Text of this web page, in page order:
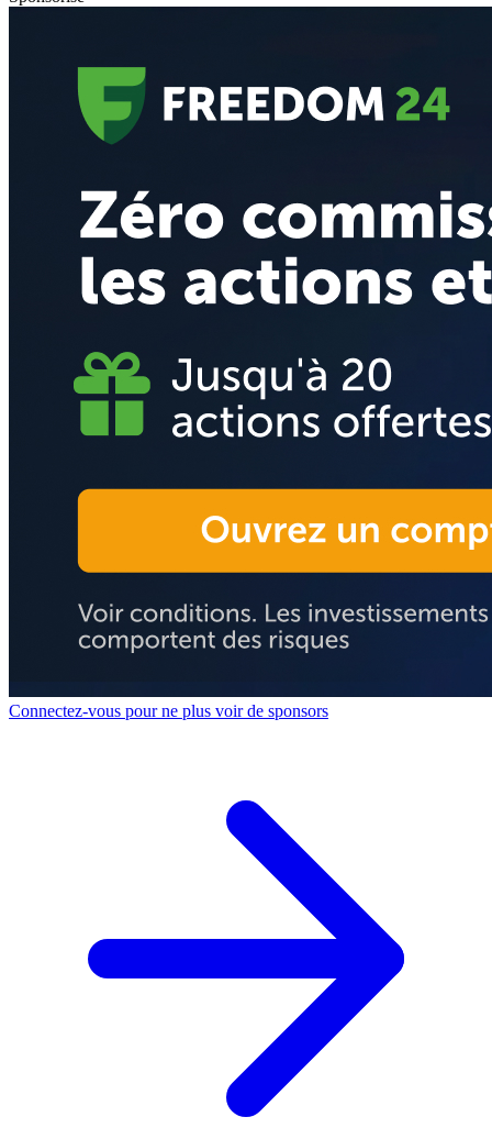
Connectez-vous pour ne plus voir de sponsors